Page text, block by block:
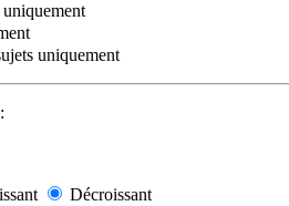
uniquement
uniquement
Décroissant